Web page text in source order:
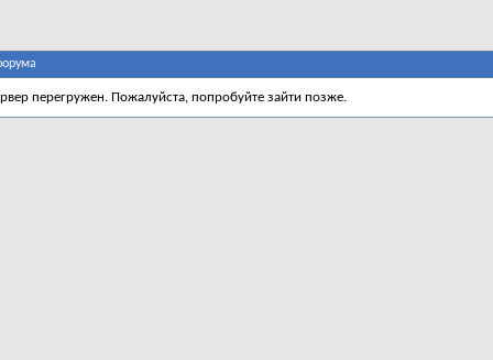
перегружен. Пожалуйста, попробуйте зайти позже.